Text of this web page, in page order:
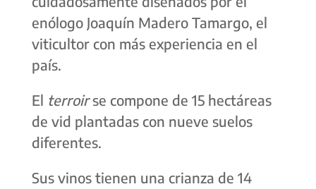
enólogo Joaquín Madero Tamargo, el
viticultor con más experiencia en el
país.
El terroirse compone de 15 hectáreas
de vid plantadas con nueve suelos
diferentes.
Sus vinos tienen una crianza de 14